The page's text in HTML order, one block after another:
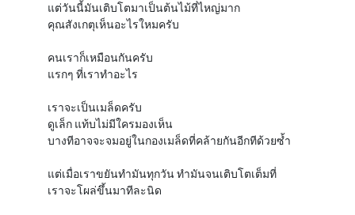
แต่วันนี้มันเติบโตมาเป็นต้นไม้ที่ไหญ่มาก
คุณสังเกตุเห็นอะไรใหมครับ
คนเราก็เหมือนกันครับ
แรกๆ ที่เราทำอะไร
เราจะเป็นเมล็ดครับ
ดูเล็ก แท้บไม่มีใครมองเห็น
บางทีอาจจะจมอยู่ในกองเมล็ดที่คล้ายกันอีกทีด้วยซ้ำ
แต่เมื่อเราขยันทำมันทุกวัน ทำมันจนเติบโตเต็มที่
เราจะโผล่ขึ้นมาทีละนิด